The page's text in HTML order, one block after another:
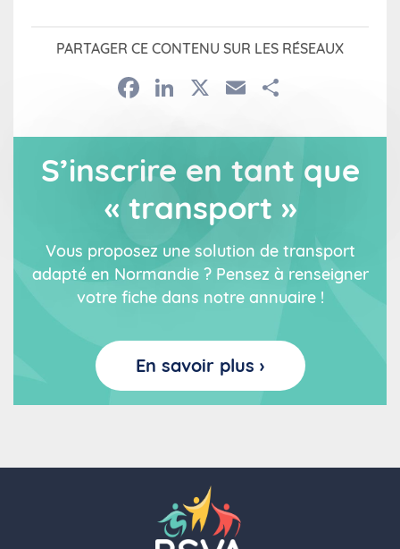
PARTAGER CE CONTENU SUR LES RÉSEAUX
Facebook
LinkedIn
X Email
S’inscrire en tant que
« transport »
Vous proposez une solution de transport
adapté en Normandie ? Pensez à renseigner
votre fiche dans notre annuaire !
En savoir plus ›